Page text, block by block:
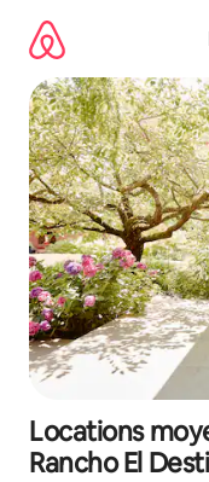
directement
contenu
Locations
Rancho El